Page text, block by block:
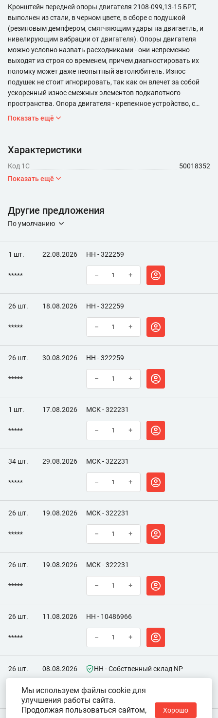
Кронштейн передней опоры двигателя 2108-099,13-15 БРТ,
выполнен из стали, в черном цвете, в сборе с подушкой
(резиновым демпфером, смягчяющим удары на двигаетль, и
нивелирующим вибрации от двигателя). Опоры двигателя
можно условно назвать расходниками - они непременно
выходят из строя со временем, причем диагностировать их
поломку может даже неопытный автолюбитель. Износ
подушек не стоит игнорировать, так как он влечет за собой
ускоренный износ смежных элементов подкапотного
пространства. Опора двигателя - крепежное устройство, с
помощью которого силовой агрегат монтируется на
двигателя.
Показать ещё
Характеристики
Код 1С
50018352
Показать ещё
Другие предложения
По умолчанию
1 шт. 22.08.2026 НН - 322259
***** – +
26 шт. 18.08.2026 НН - 322259
***** – +
26 шт. 30.08.2026 НН - 322259
***** – +
1 шт. 17.08.2026 МСК - 322231
***** – +
34 шт. 29.08.2026 МСК - 322231
***** – +
26 шт. 19.08.2026 МСК - 322231
***** – +
26 шт. 19.08.2026 МСК - 322231
***** – +
26 шт. 11.08.2026 НН - 10486966
***** – +
26 шт. 08.08.2026 НН - Собственный склад NP
***** – +
Мы используем файлы cookie для
улучшения работы сайта.
Продолжая пользоваться сайтом,
Хорошо